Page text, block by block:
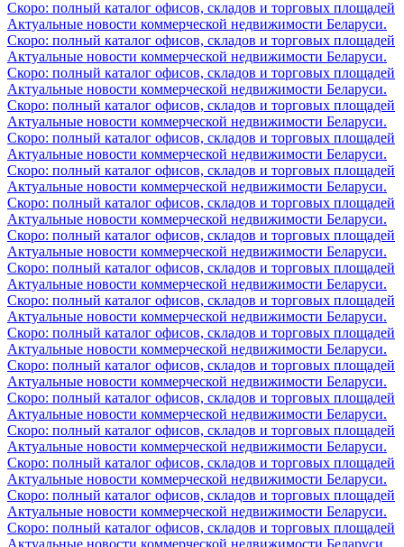
Скоро: полный каталог офисов, складов и торговых площадей
Актуальные новости коммерческой недвижимости Беларуси.
Скоро: полный каталог офисов, складов и торговых площадей
Актуальные новости коммерческой недвижимости Беларуси.
Скоро: полный каталог офисов, складов и торговых площадей
Актуальные новости коммерческой недвижимости Беларуси.
Скоро: полный каталог офисов, складов и торговых площадей
Актуальные новости коммерческой недвижимости Беларуси.
Скоро: полный каталог офисов, складов и торговых площадей
Актуальные новости коммерческой недвижимости Беларуси.
Скоро: полный каталог офисов, складов и торговых площадей
Актуальные новости коммерческой недвижимости Беларуси.
Скоро: полный каталог офисов, складов и торговых площадей
Актуальные новости коммерческой недвижимости Беларуси.
Скоро: полный каталог офисов, складов и торговых площадей
Актуальные новости коммерческой недвижимости Беларуси.
Скоро: полный каталог офисов, складов и торговых площадей
Актуальные новости коммерческой недвижимости Беларуси.
Скоро: полный каталог офисов, складов и торговых площадей
Актуальные новости коммерческой недвижимости Беларуси.
Скоро: полный каталог офисов, складов и торговых площадей
Актуальные новости коммерческой недвижимости Беларуси.
Скоро: полный каталог офисов, складов и торговых площадей
Актуальные новости коммерческой недвижимости Беларуси.
Скоро: полный каталог офисов, складов и торговых площадей
Актуальные новости коммерческой недвижимости Беларуси.
Скоро: полный каталог офисов, складов и торговых площадей
Актуальные новости коммерческой недвижимости Беларуси.
Скоро: полный каталог офисов, складов и торговых площадей
Актуальные новости коммерческой недвижимости Беларуси.
Скоро: полный каталог офисов, складов и торговых площадей
Актуальные новости коммерческой недвижимости Беларуси.
Скоро: полный каталог офисов, складов и торговых площадей
Актуальные новости коммерческой недвижимости Беларуси.